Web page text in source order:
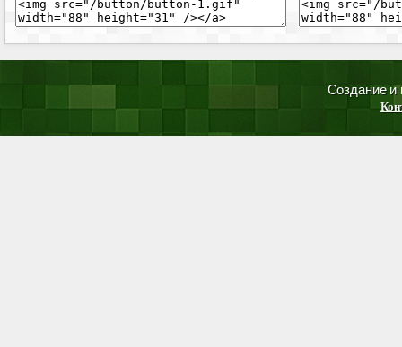
Создание и